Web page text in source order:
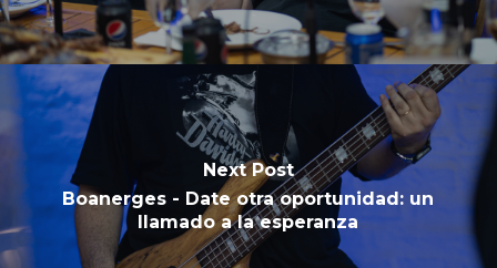
Next Post
Boanerges - Date otra oportunidad: un
llamado a la esperanza